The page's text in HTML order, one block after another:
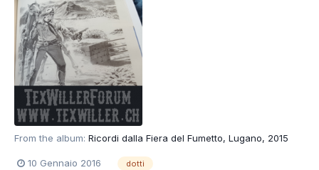
From the album: Ricordi dalla Fiera del Fumetto, Lugano, 2015
10 Gennaio 2016 dotti